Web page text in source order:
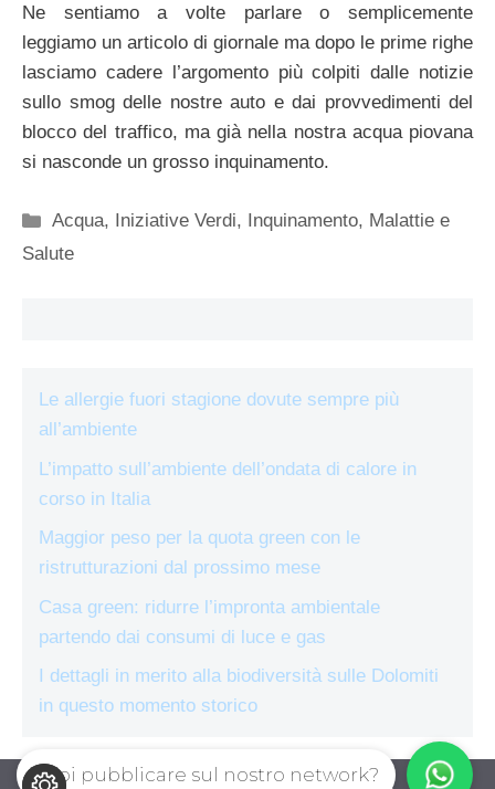
Ne sentiamo a volte parlare o semplicemente
leggiamo un articolo di giornale ma dopo le prime righe
lasciamo cadere l’argomento più colpiti dalle notizie
sullo smog delle nostre auto e dai provvedimenti del
blocco del traffico, ma già nella nostra acqua piovana
si nasconde un grosso inquinamento.
Categorie
Acqua, Iniziative Verdi, Inquinamento, Malattie e
Salute
Le allergie fuori stagione dovute sempre più
all’ambiente
L’impatto sull’ambiente dell’ondata di calore in
corso in Italia
Maggior peso per la quota green con le
ristrutturazioni dal prossimo mese
Casa green: ridurre l’impronta ambientale
partendo dai consumi di luce e gas
I dettagli in merito alla biodiversità sulle Dolomiti
in questo momento storico
Vuoi pubblicare sul nostro network?